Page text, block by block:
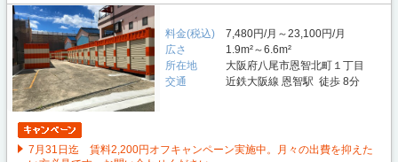
料金(税込)
7,480円/月～23,100円/月
広さ
1.9m²～6.6m²
所在地
大阪府八尾市恩智北町１丁目
交通
近鉄大阪線 恩智駅 徒歩 8分
7月31日迄 賃料2,200円オフキャンペーン実施中。月々の出費を抑えた